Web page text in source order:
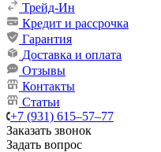
Трейд-Ин
Кредит и рассрочка
Гарантия
Доставка и оплата
Отзывы
Контакты
Статьи
+7 (931) 615‒57‒77
Заказать звонок
Задать вопрос